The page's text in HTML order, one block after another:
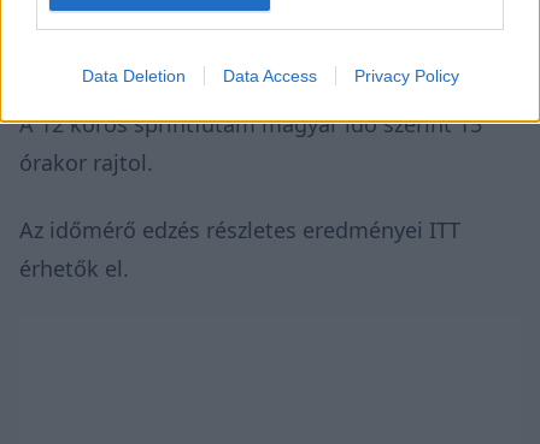
Data Deletion Data Access Privacy Policy
rajtbüntetést kapott, amiért a pénteki edzés
A 12 körös sprintfutam magyar idő szerint 15
órakor rajtol.
Az időmérő edzés részletes eredményei ITT
érhetők el.